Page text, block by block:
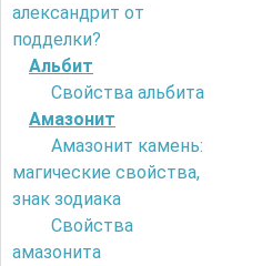
александрит от
подделки?
Альбит
Свойства альбита
Амазонит
Амазонит камень:
магические свойства,
знак зодиака
Свойства
амазонита